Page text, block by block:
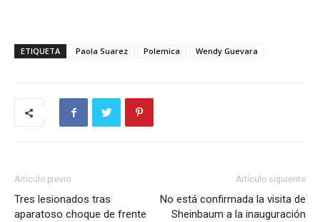
ETIQUETA Paola Suarez Polemica Wendy Guevara
Artículo previo
Tres lesionados tras
aparatoso choque de frente
Artículo siguiente
No está confirmada la visita de
Sheinbaum a la inauguración